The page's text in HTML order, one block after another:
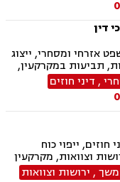
דין
אזרחי ומסחרי, ייצוג
תביעות במקרקעין,
נזיקין, עסקאות
מתמשך
, דיני חוזים
ייפוי כוח
וצוואות, מקרקעין
מסחרי, הסכמי , ירושות וצוואות